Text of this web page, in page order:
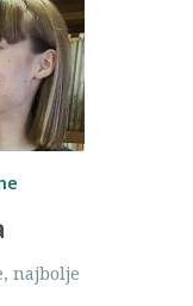
najbolje